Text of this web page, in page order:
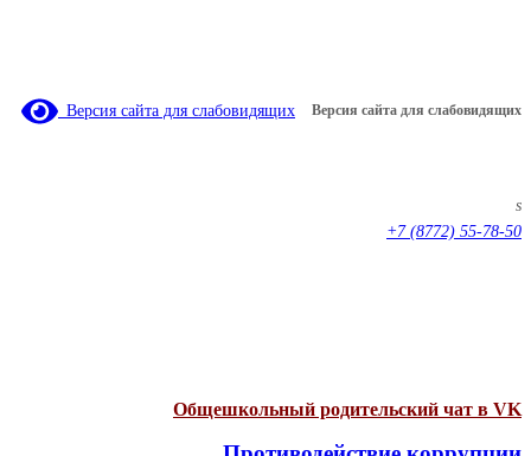
Версия сайта для слабовидящих Версия сайта для слабовидящих
s
+7 (8772) 55-78-50
Общешкольный родительский чат в VK